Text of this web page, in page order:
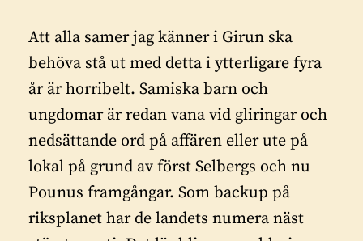
Att alla samer jag känner i Girun ska
behöva stå ut med detta i ytterligare fyra
år är horribelt. Samiska barn och
ungdomar är redan vana vid gliringar och
nedsättande ord på affären eller ute på
lokal på grund av först Selbergs och nu
Pounus framgångar. Som backup på
riksplanet har de landets numera näst